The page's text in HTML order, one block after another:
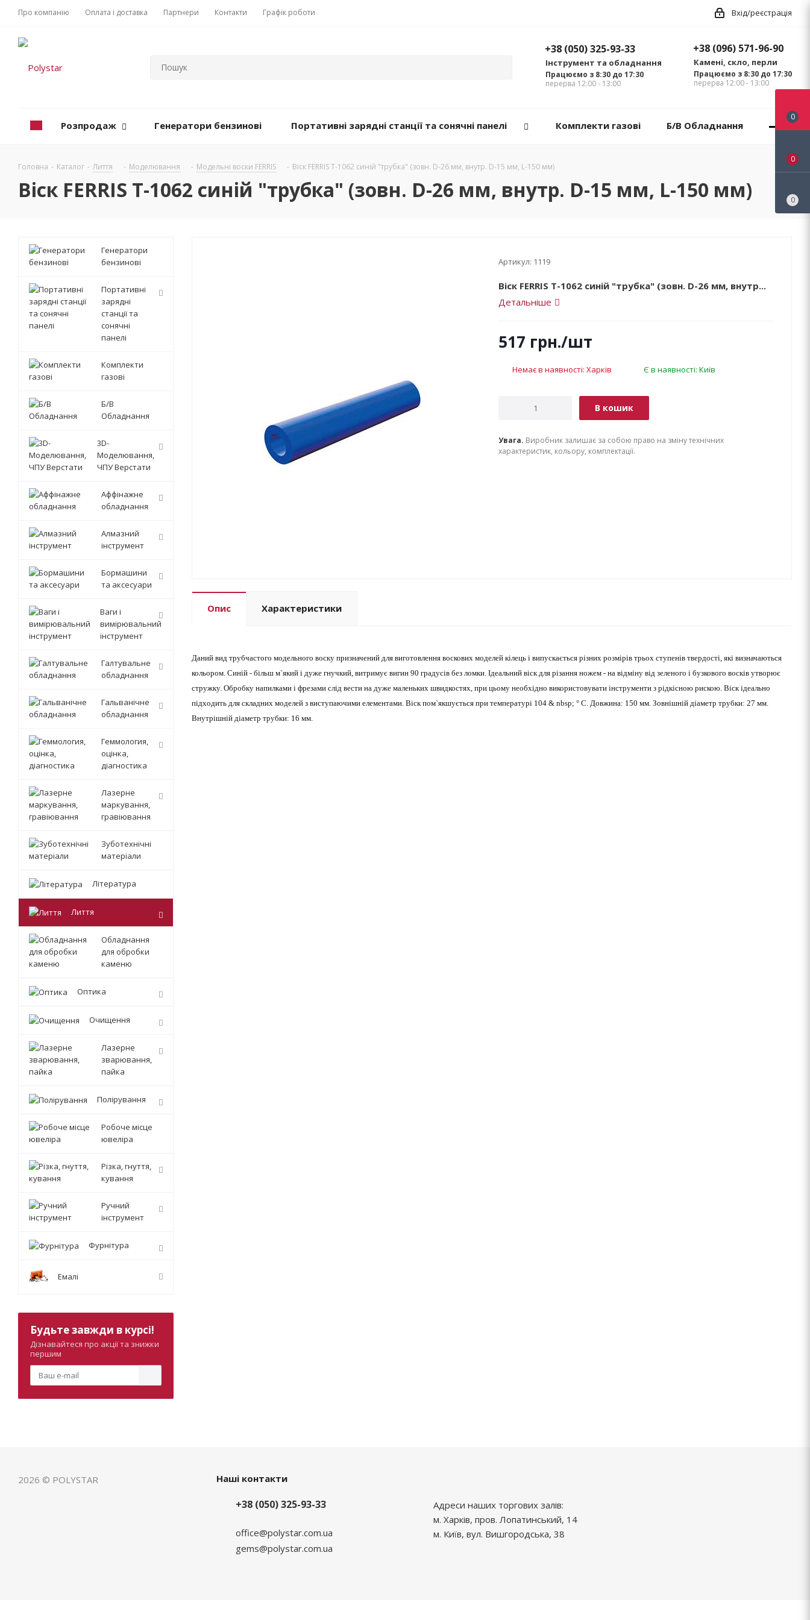
Про компанію Оплата і доставка Партнери Контакти Графік роботи Вхід/реєстрація
+38 (096) 571-96-90
Камені, скло, перли
Працюємо з 8:30 до 17:30
перерва 12:00 - 13:00
+38 (050) 325-93-33
Інструмент та обладнання
Працюємо з 8:30 до 17:30
перерва 12:00 - 13:00
Розпродаж Генератори бензинові Портативні зарядні станції та сонячні панелі Комплекти газові Б/В Обладнання
Головна - Каталог - Лиття - Моделювання - Модельні воски FERRIS - Віск FERRIS T-1062 синій "трубка" (зовн. D-26 мм, внутр. D-15 мм, L-150 мм)
Віск FERRIS T-1062 синій "трубка" (зовн. D-26 мм, внутр. D-15 мм, L-150 мм)
Артикул: 1119
Віск FERRIS T-1062 синій "трубка" (зовн. D-26 мм, внутр...
Детальніше
517 грн./шт
Немає в наявності: Харків Є в наявності: Київ
В кошик
Увага. Виробник залишає за собою право на зміну технічних
характеристик, кольору, комплектації.
Опис Характеристики
Даний вид трубчастого модельного воску призначений для виготовлення воскових моделей кілець і випускається різних розмірів трьох ступенів твердості, які визначаються
кольором. Синій - більш м`який і дуже гнучкий, витримує вигин 90 градусів без ломки. Ідеальний віск для різання ножем - на відміну від зеленого і бузкового восків утворює
стружку. Обробку напилками і фрезами слід вести на дуже маленьких швидкостях, при цьому необхідно використовувати інструменти з рідкісною рискою. Віск ідеально
підходить для складних моделей з виступаючими елементами. Віск пом`якшується при температурі 104 & nbsp; ° С. Довжина: 150 мм. Зовнішній діаметр трубки: 27 мм.
Внутрішній діаметр трубки: 16 мм.
Генератори
бензинові
Портативні
зарядні
станції та
сонячні
панелі
Комплекти
газові
Б/В
Обладнання
3D-
Моделювання,
ЧПУ Верстати
Аффінажне
обладнання
Алмазний
інструмент
Бормашини
та аксесуари
Ваги і
вимірювальний
інструмент
Галтувальне
обладнання
Гальванічне
обладнання
Геммология,
оцінка,
діагностика
Лазерне
маркування,
гравіювання
Зуботехнічні
матеріали
Література
Лиття
Обладнання
для обробки
каменю
Оптика
Очищення
Лазерне
зварювання,
пайка
Полірування
Робоче місце
ювеліра
Різка, гнуття,
кування
Ручний
інструмент
Фурнітура
Емалі
Будьте завжди в курсі!
Дізнавайтеся про акції та знижки
першим
2026 © POLYSTAR Наші контакти
+38 (050) 325-93-33
office@polystar.com.ua
gems@polystar.com.ua
Адреси наших торгових залів:
м. Харків, пров. Лопатинський, 14
м. Київ, вул. Вишгородська, 38
0
0
0